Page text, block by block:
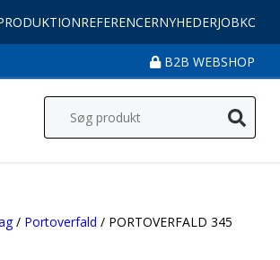
REFERENCERNYHEDERJOB
B2B WEBSHOP
/ Portoverfald / PORTOVERFALD 345